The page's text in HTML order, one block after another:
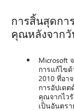
การสิ้นสุดกา
คุณหลังจากวั
Microsoft
การแก้ไข
2010 ที่อา
การอัปเด
คุณจากไว
เป็นอันตรา